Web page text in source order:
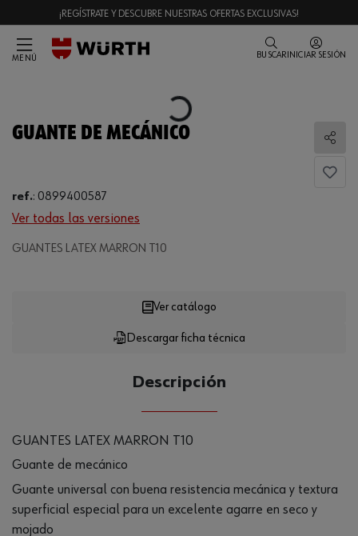
¡REGÍSTRATE Y DESCUBRE NUESTRAS OFERTAS EXCLUSIVAS!
MENÚ BUSCAR INICIAR SESIÓN
Loading...
GUANTE DE MECÁNICO
ref.: 0899400587
Ver todas las versiones
GUANTES LATEX MARRON T10
Loading...
Descargar ficha técnica
Ver catálogo
Descripción
GUANTES LATEX MARRON T10
Guante de mecánico
Guante universal con buena resistencia mecánica y textura
superficial especial para un excelente agarre en seco y
mojado